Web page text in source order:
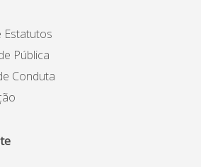
Estatutos
Pública
Conduta